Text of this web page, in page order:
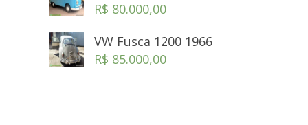
R$ 80.000,00
VW Fusca 1200 1966
R$ 85.000,00